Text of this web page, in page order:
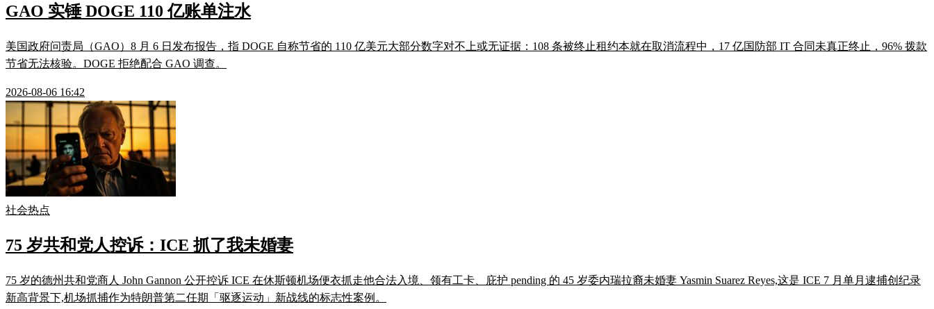
GAO 实锤 DOGE 110 亿账单注水
美国政府问责局（GAO）8 月 6 日发布报告，指 DOGE 自称节省的 110 亿美元大部分数字对不上或无证据：108 条被终止租约本就在取消流程中，17 亿国防部 IT 合同未真正终止，96% 拨款
节省无法核验。DOGE 拒绝配合 GAO 调查。
2026-08-06 16:42
社会热点
75 岁共和党人控诉：ICE 抓了我未婚妻
75 岁的德州共和党商人 John Gannon 公开控诉 ICE 在休斯顿机场便衣抓走他合法入境、领有工卡、庇护 pending 的 45 岁委内瑞拉裔未婚妻 Yasmin Suarez Reyes,这是 ICE 7 月单月逮捕创纪录
新高背景下,机场抓捕作为特朗普第二任期「驱逐运动」新战线的标志性案例。